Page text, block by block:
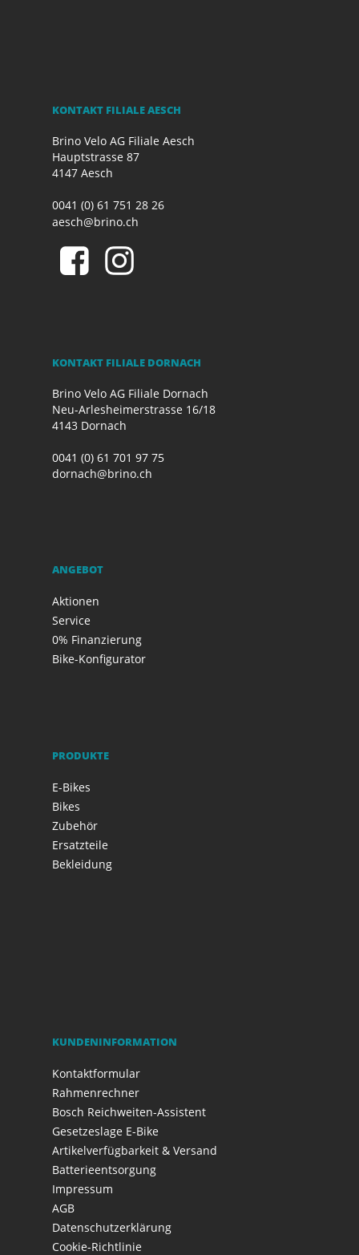
KONTAKT FILIALE AESCH
Brino Velo AG Filiale Aesch
Hauptstrasse 87
4147 Aesch
0041 (0) 61 751 28 26
aesch@brino.ch
KONTAKT FILIALE DORNACH
Brino Velo AG Filiale Dornach
Neu-Arlesheimerstrasse 16/18
4143 Dornach
0041 (0) 61 701 97 75
dornach@brino.ch
ANGEBOT
Aktionen
Service
0% Finanzierung
Bike-Konfigurator
PRODUKTE
E-Bikes
Bikes
Zubehör
Ersatzteile
Bekleidung
KUNDENINFORMATION
Kontaktformular
Rahmenrechner
Bosch Reichweiten-Assistent
Gesetzeslage E-Bike
Artikelverfügbarkeit & Versand
Batterieentsorgung
Impressum
AGB
Datenschutzerklärung
Cookie-Richtlinie